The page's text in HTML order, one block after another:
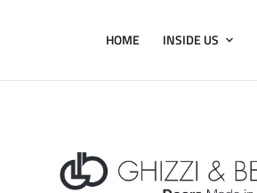
HOME INSIDE US